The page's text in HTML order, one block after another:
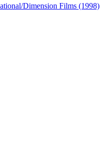
Dimension Films (1998)